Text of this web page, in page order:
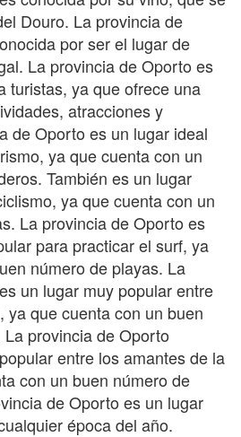
Douro. La provincia de
por ser el lugar de
La provincia de Oporto es
turistas, ya que ofrece una
atracciones y
de Oporto es un lugar ideal
ya que cuenta con un
También es un lugar
ya que cuenta con un
La provincia de Oporto es
para practicar el surf, ya
número de playas. La
un lugar muy popular entre
ya que cuenta con un buen
provincia de Oporto
entre los amantes de la
con un buen número de
de Oporto es un lugar
época del año.